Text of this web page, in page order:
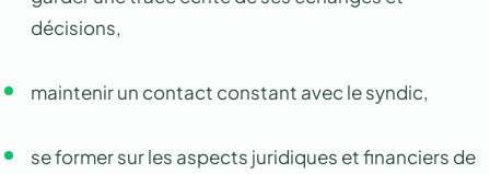
décisions,
maintenir un contact constant avec le syndic,
se former sur les aspects juridiques et financiers de